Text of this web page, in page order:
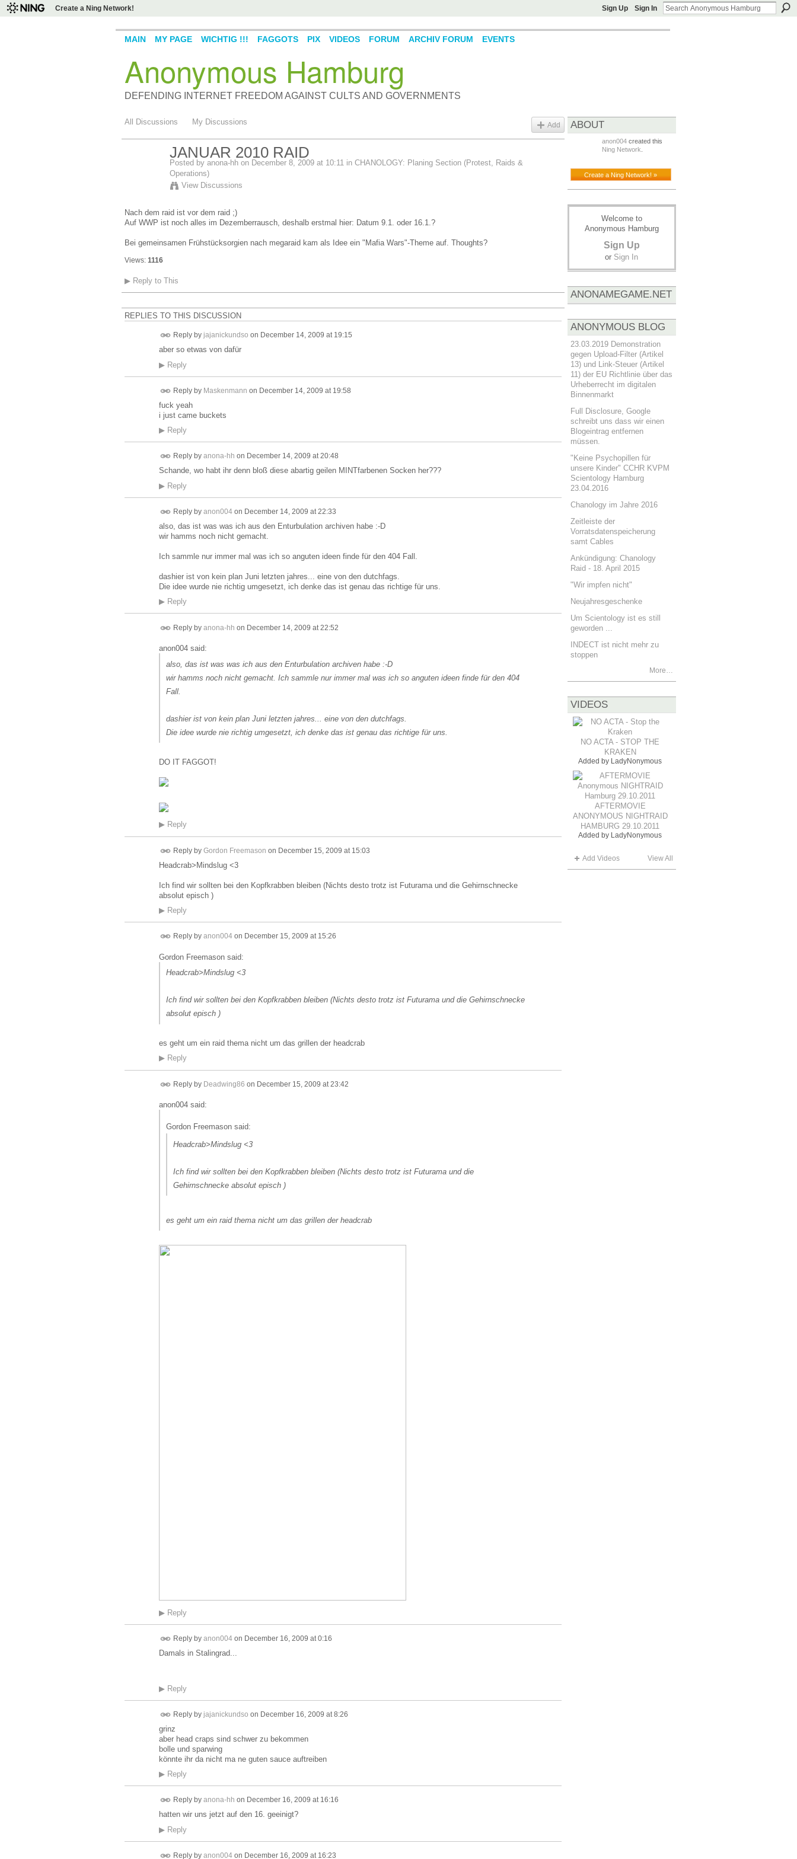
Create a Ning Network! Sign Up Sign In
Anonymous Hamburg
DEFENDING INTERNET FREEDOM AGAINST CULTS AND GOVERNMENTS
MAIN MY PAGE WICHTIG !!! FAGGOTS PIX VIDEOS FORUM ARCHIV FORUM EVENTS
All Discussions My Discussions Add
JANUAR 2010 RAID
Posted by anona-hhon December 8, 2009 at 10:11 in CHANOLOGY: Planing Section (Protest, Raids &
Operations)
View Discussions
Nach dem raid ist vor dem raid ;)
Auf WWP ist noch alles im Dezemberrausch, deshalb erstmal hier: Datum 9.1. oder 16.1.?
Bei gemeinsamen Frühstücksorgien nach megaraid kam als Idee ein "Mafia Wars"-Theme auf. Thoughts?
Views: 1116
▶Reply to This
REPLIES TO THIS DISCUSSION
Reply by jajanickundso on December 14, 2009 at 19:15
aber so etwas von dafür
▶Reply
Reply by Maskenmann on December 14, 2009 at 19:58
fuck yeah
i just came buckets
▶Reply
Reply by anona-hh on December 14, 2009 at 20:48
Schande, wo habt ihr denn bloß diese abartig geilen MINTfarbenen Socken her???
▶Reply
Reply by anon004on December 14, 2009 at 22:33
also, das ist was was ich aus den Enturbulation archiven habe :-D
wir hamms noch nicht gemacht.
Ich sammle nur immer mal was ich so anguten ideen finde für den 404 Fall.
dashier ist von kein plan Juni letzten jahres... eine von den dutchfags.
Die idee wurde nie richtig umgesetzt, ich denke das ist genau das richtige für uns.
▶Reply
Reply by anona-hh on December 14, 2009 at 22:52
anon004 said:
also, das ist was was ich aus den Enturbulation archiven habe :-D
wir hamms noch nicht gemacht. Ich sammle nur immer mal was ich so anguten ideen finde für den 404
Fall.
dashier ist von kein plan Juni letzten jahres... eine von den dutchfags.
Die idee wurde nie richtig umgesetzt, ich denke das ist genau das richtige für uns.
DO IT FAGGOT!
▶Reply
Reply by Gordon Freemason on December 15, 2009 at 15:03
Headcrab>Mindslug <3
Ich find wir sollten bei den Kopfkrabben bleiben (Nichts desto trotz ist Futurama und die Gehirnschnecke
absolut episch )
▶Reply
Reply by anon004on December 15, 2009 at 15:26
Gordon Freemason said:
Headcrab>Mindslug <3
Ich find wir sollten bei den Kopfkrabben bleiben (Nichts desto trotz ist Futurama und die Gehirnschnecke
absolut episch )
es geht um ein raid thema nicht um das grillen der headcrab
▶Reply
Reply by Deadwing86 on December 15, 2009 at 23:42
anon004 said:
Gordon Freemason said:
Headcrab>Mindslug <3
Ich find wir sollten bei den Kopfkrabben bleiben (Nichts desto trotz ist Futurama und die
Gehirnschnecke absolut episch )
es geht um ein raid thema nicht um das grillen der headcrab
▶Reply
Reply by anon004on December 16, 2009 at 0:16
Damals in Stalingrad...
▶Reply
Reply by jajanickundso on December 16, 2009 at 8:26
grinz
aber head craps sind schwer zu bekommen
bolle und sparwing
könnte ihr da nicht ma ne guten sauce auftreiben
▶Reply
Reply by anona-hh on December 16, 2009 at 16:16
hatten wir uns jetzt auf den 16. geeinigt?
▶Reply
Reply by anon004on December 16, 2009 at 16:23
ABOUT
anon004created this
Ning Network
Create a Ning Network! »
Welcome to
Anonymous Hamburg
Sign Up
or Sign In
ANONAMEGAME.NET
ANONYMOUS BLOG
23.03.2019 Demonstration
gegen Upload-Filter (Artikel
13) und Link-Steuer (Artikel
11) der EU Richtlinie über das
Urheberrecht im digitalen
Binnenmarkt
Full Disclosure, Google
schreibt uns dass wir einen
Blogeintrag entfernen
müssen.
"Keine Psychopillen für
unsere Kinder" CCHR KVPM
Scientology Hamburg
23.04.2016
Chanology im Jahre 2016
Zeitleiste der
Vorratsdatenspeicherung
samt Cables
Ankündigung: Chanology
Raid - 18. April 2015
"Wir impfen nicht"
Neujahresgeschenke
Um Scientology ist es still
geworden ...
INDECT ist nicht mehr zu
stoppen
More…
VIDEOS
NO ACTA - STOP THE
KRAKEN
Added by LadyNonymous
AFTERMOVIE
ANONYMOUS NIGHTRAID
HAMBURG 29.10.2011
Added by LadyNonymous
Add Videos View All